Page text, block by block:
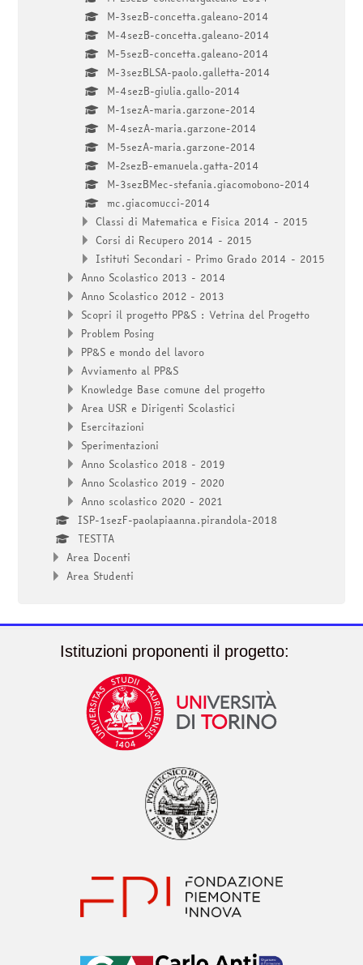
M-3sezB-concetta.galeano-2014
M-4sezB-concetta.galeano-2014
M-5sezB-concetta.galeano-2014
M-3sezBLSA-paolo.galletta-2014
M-4sezB-giulia.gallo-2014
M-1sezA-maria.garzone-2014
M-4sezA-maria.garzone-2014
M-5sezA-maria.garzone-2014
M-2sezB-emanuela.gatta-2014
M-3sezBMec-stefania.giacomobono-2014
mc.giacomucci-2014
Classi di Matematica e Fisica 2014 - 2015
Corsi di Recupero 2014 - 2015
Istituti Secondari - Primo Grado 2014 - 2015
Anno Scolastico 2013 - 2014
Anno Scolastico 2012 - 2013
Scopri il progetto PP&S : Vetrina del Progetto
Problem Posing
PP&S e mondo del lavoro
Avviamento al PP&S
Knowledge Base comune del progetto
Area USR e Dirigenti Scolastici
Esercitazioni
Sperimentazioni
Anno Scolastico 2018 - 2019
Anno Scolastico 2019 - 2020
Anno scolastico 2020 - 2021
ISP-1sezF-paolapiaanna.pirandola-2018
TESTTA
Area Docenti
Area Studenti
Istituzioni proponenti il progetto: